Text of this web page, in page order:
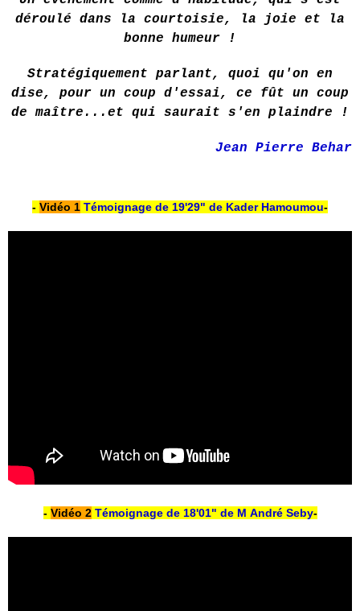
déroulé dans la courtoisie, la joie et la
bonne humeur !
Stratégiquement parlant, quoi qu'on en
dise, pour un coup d'essai, ce fût un coup
de maître...et qui saurait s'en plaindre !
Jean Pierre Behar
- Vidéo 1 Témoignage de 19'29" de Kader Hamoumou-
- Vidéo 2 Témoignage de 18'01" de M André Seby-